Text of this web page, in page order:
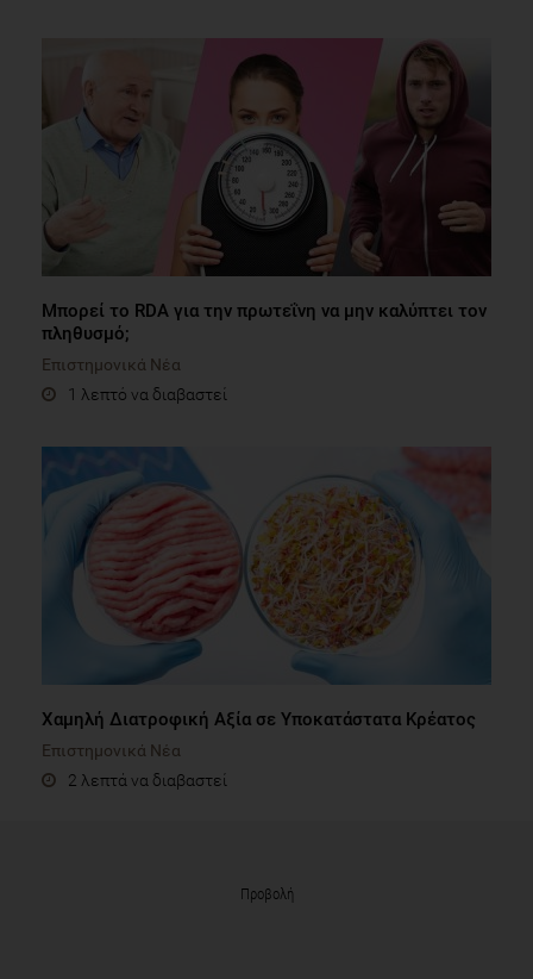
Μπορεί το RDA για την πρωτεΐνη να μην καλύπτει τον
πληθυσμό;
Επιστημονικά Νέα
1 λεπτό να διαβαστεί
Χαμηλή Διατροφική Αξία σε Υποκατάστατα Κρέατος
Επιστημονικά Νέα
2 λεπτά να διαβαστεί
Προβολή